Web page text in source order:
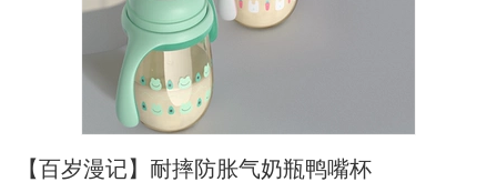
【百岁漫记】耐摔防胀气奶瓶鸭嘴杯